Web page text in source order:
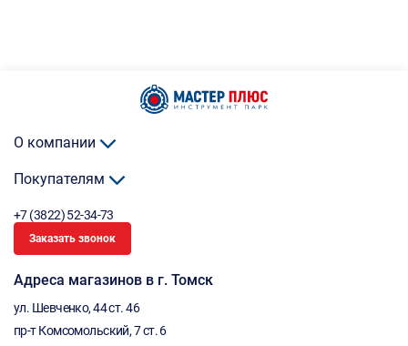
О компании
Покупателям
+7 (3822) 52-34-73
Заказать звонок
Адреса магазинов в г. Томск
ул. Шевченко, 44 ст. 46
пр-т Комсомольский, 7 ст. 6